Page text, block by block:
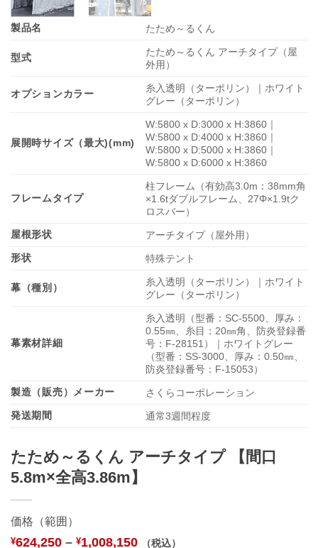
製品名 たため～るくん
型式
たため～るくん アーチタイプ（屋
外用）
オプションカラー
糸入透明（ターポリン）｜ホワイト
グレー（ターポリン）
展開時サイズ（最大)(mm)
W:5800 x D:3000 x H:3860｜
W:5800 x D:4000 x H:3860｜
W:5800 x D:5000 x H:3860｜
W:5800 x D:6000 x H:3860
フレームタイプ
柱フレーム（有効高3.0m：38mm角
×1.6tダブルフレーム、27Φ×1.9tク
ロスバー）
屋根形状
アーチタイプ（屋外用）
形状
特殊テント
幕（種別）
糸入透明（ターポリン）｜ホワイト
グレー（ターポリン）
幕素材詳細
糸入透明（型番：SC-5500、厚み：
0.55㎜、糸目：20㎜角、防炎登録番
号：F-28151）｜ホワイトグレー
（型番：SS-3000、厚み：0.50㎜、
防炎登録番号：F-15053）
製造（販売）メーカー
さくらコーポレーション
発送期間
通常3週間程度
たため～るくん アーチタイプ 【間口
5.8m×全高3.86m】
価格（範囲）
¥624,250 – ¥1,008,150 （税込）